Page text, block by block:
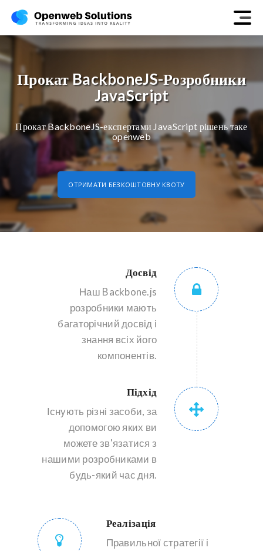
Прокат BackboneJS-Розробники
JavaScript
Прокат BackboneJS-експертами JavaScript рішень таке
openweb
ОТРИМАТИ БЕЗКОШТОВНУ КВОТУ
Досвід
Наш Backbone.js
розробники мають
багаторічний досвід і
знання всіх його
компонентів.
Підхід
Існують різні засоби, за
допомогою яких ви
можете зв'язатися з
нашими розробниками в
будь-який час дня.
Реалізація
Правильної стратегії і